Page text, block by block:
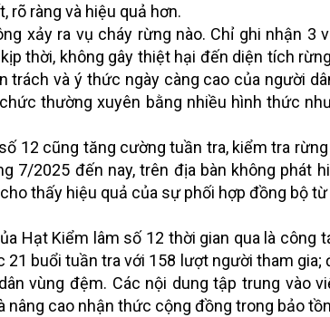
rõ ràng và hiệu quả hơn.
xảy ra vụ cháy rừng nào. Chỉ ghi nhận 3
thời, không gây thiệt hại đến diện tích
và ý thức ngày càng cao của người
thường xuyên bằng nhiều hình thức
12 cũng tăng cường tuần tra, kiểm tra
7/2025 đến nay, trên địa bàn không phát
thấy hiệu quả của sự phối hợp đồng bộ
Hạt Kiểm lâm số 12 thời gian qua là công
21 buổi tuần tra với 158 lượt người tham
vùng đệm. Các nội dung tập trung vào
nâng cao nhận thức cộng đồng trong bảo